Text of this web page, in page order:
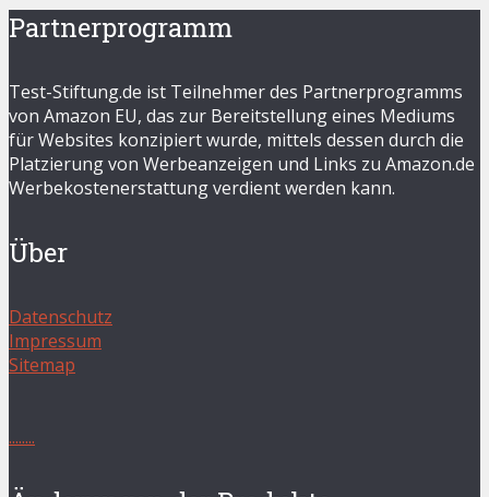
Partnerprogramm
Test-Stiftung.de ist Teilnehmer des Partnerprogramms
von Amazon EU, das zur Bereitstellung eines Mediums
für Websites konzipiert wurde, mittels dessen durch die
Platzierung von Werbeanzeigen und Links zu Amazon.de
Werbekostenerstattung verdient werden kann.
Über
Datenschutz
Impressum
Sitemap
........